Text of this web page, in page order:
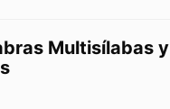
Multisílabas y